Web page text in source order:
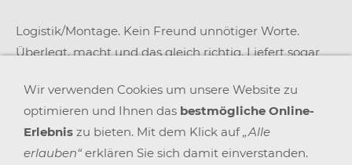
Logistik/Montage. Kein Freund unnötiger Worte.
Überlegt, macht und das gleich richtig. Liefert sogar
Wir verwenden Cookies um unsere Website zu
optimieren und Ihnen das bestmögliche Online-
Erlebnis zu bieten. Mit dem Klick auf„Alle
erlauben“ erklären Sie sich damit einverstanden.